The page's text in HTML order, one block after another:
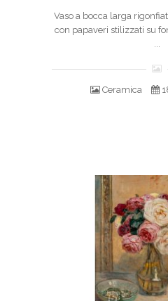
Vaso a bocca larga
con papaveri stilizzati su
...
Ceramica